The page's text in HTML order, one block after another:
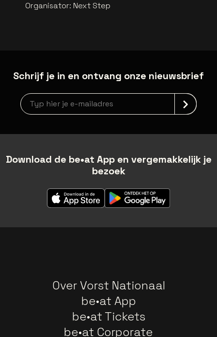
Organisator: Next Step
Schrijf je in en ontvang onze nieuwsbrief
Nieuwsbrief aanmelding
Download de be•at App en vergemakkelijk je
bezoek
Over Vorst Nationaal
be•at App
be•at Tickets
be•at Corporate